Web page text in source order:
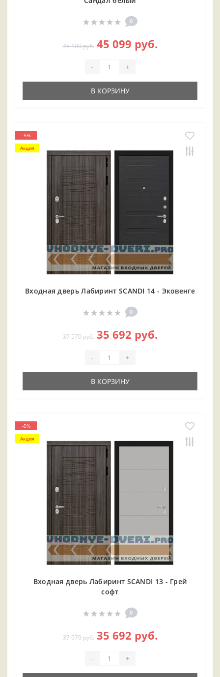
0
45 100 руб. 45 099 руб.
- +
В КОРЗИНУ
-5%
Акция
Входная дверь Лабиринт SCANDI 14 - Эковенге
0
37 570 руб. 35 692 руб.
- +
В КОРЗИНУ
-5%
Акция
Входная дверь Лабиринт SCANDI 13 - Грей
софт
0
37 570 руб. 35 692 руб.
- +